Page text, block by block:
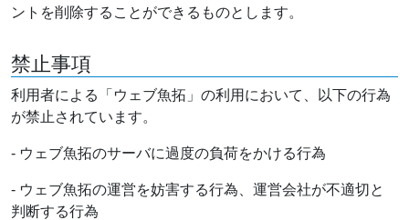
ントを削除することができるものとします。
禁止事項
利用者による「ウェブ魚拓」の利用において、以下の行為
が禁止されています。
- ウェブ魚拓のサーバに過度の負荷をかける行為
- ウェブ魚拓の運営を妨害する行為、運営会社が不適切と
判断する行為